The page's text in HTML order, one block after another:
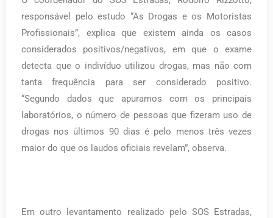
responsável pelo estudo “As Drogas e os Motoristas
Profissionais”, explica que existem ainda os casos
considerados positivos/negativos, em que o exame
detecta que o indivíduo utilizou drogas, mas não com
tanta frequência para ser considerado positivo.
“Segundo dados que apuramos com os principais
laboratórios, o número de pessoas que fizeram uso de
drogas nos últimos 90 dias é pelo menos três vezes
maior do que os laudos oficiais revelam”, observa.
Em outro levantamento realizado pelo SOS Estradas,